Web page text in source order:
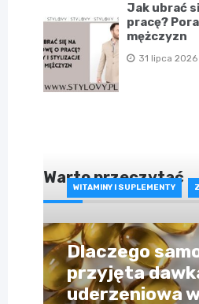
Jak ubrać
pracę?
mężczyzn
31 lipca 2026
Warto przeczytać
WITAMINY I SUPLEMENTY
Dlaczego
przyjęta
uderzeniowa